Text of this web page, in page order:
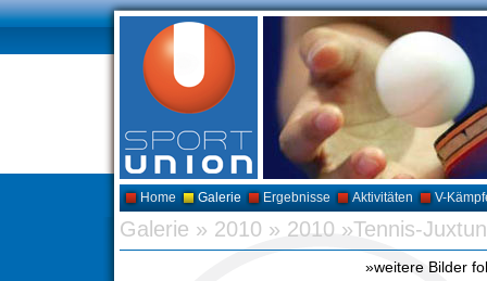
Home Galerie Ergebnisse Aktivitäten V-
Galerie » 2010 » 2010 »Tennis-
»weitere Bilder